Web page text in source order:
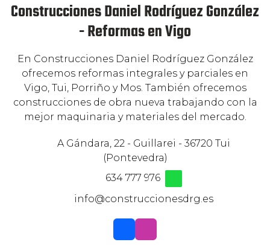
Construcciones Daniel Rodríguez González
- Reformas en Vigo
En Construcciones Daniel Rodríguez González
ofrecemos reformas integrales y parciales en
Vigo, Tui, Porriño y Mos. También ofrecemos
construcciones de obra nueva trabajando con la
mejor maquinaria y materiales del mercado.
A Gándara, 22 - Guillarei - 36720 Tui
(Pontevedra)
634 777 976
info@construccionesdrg.es